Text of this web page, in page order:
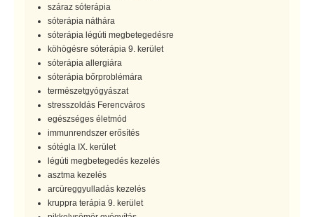
száraz sóterápia
sóterápia náthára
sóterápia légúti megbetegedésre
köhögésre sóterápia 9. kerület
sóterápia allergiára
sóterápia bőrproblémára
természetgyógyászat
stresszoldás Ferencváros
egészséges életmód
immunrendszer erősítés
sótégla IX. kerület
légúti megbetegedés kezelés
asztma kezelés
arcüreggyulladás kezelés
kruppra terápia 9. kerület